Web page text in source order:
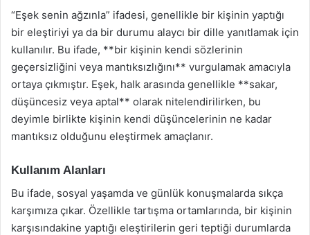
“Eşek senin ağzınla” ifadesi, genellikle bir kişinin yaptığı
bir eleştiriyi ya da bir durumu alaycı bir dille yanıtlamak için
kullanılır. Bu ifade, **bir kişinin kendi sözlerinin
geçersizliğini veya mantıksızlığını** vurgulamak amacıyla
ortaya çıkmıştır. Eşek, halk arasında genellikle **sakar,
düşüncesiz veya aptal** olarak nitelendirilirken, bu
deyimle birlikte kişinin kendi düşüncelerinin ne kadar
mantıksız olduğunu eleştirmek amaçlanır.
Kullanım Alanları
Bu ifade, sosyal yaşamda ve günlük konuşmalarda sıkça
karşımıza çıkar. Özellikle tartışma ortamlarında, bir kişinin
karşısındakine yaptığı eleştirilerin geri teptiği durumlarda